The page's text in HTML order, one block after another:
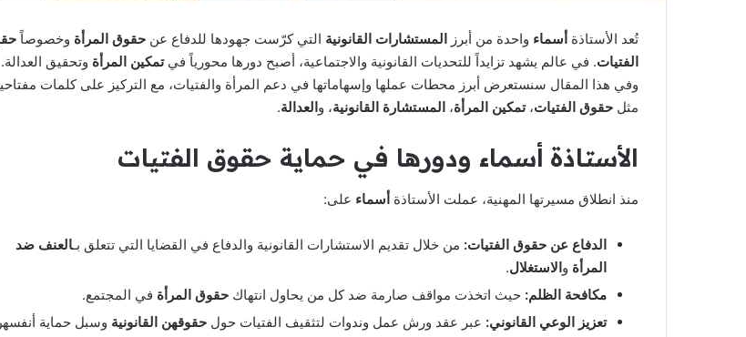
تُعد الأستاذة أسماء واحدة من أبرز المستشارات القانونية التي كرّست جهودها للدفاع عن حقوق المرأة وخصوصاً
الفتيات. في عالم يشهد تزايداً للتحديات القانونية والاجتماعية، أصبح دورها محورياً فيتمكين المرأة وتحقيق العدالة.
وفي هذا المقال سنستعرض أبرز محطات عملها وإسهاماتها في دعم المرأة والفتيات، مع التركيز على كلمات
مثل حقوق الفتيات،تمكين المرأة، المستشارة القانونية، و العدالة.
الأستاذة أسماء ودورها في حماية حقوق الفتيات
منذ انطلاق مسيرتها المهنية، عملت الأستاذة أسماء على:
الدفاع عن حقوق الفتيات: من خلال تقديم الاستشارات القانونية والدفاع في القضايا التي تتعلق بـالعنف ضد
المرأة والاستغلال.
مكافحة الظلم: حيث اتخذت مواقف صارمة ضد كل من يحاول انتهاك حقوق المرأة في المجتمع.
تعزيز الوعي القانوني: عبر عقد ورش عمل وندوات لتثقيف الفتيات حول حقوقهن القانونية وسبل حماية